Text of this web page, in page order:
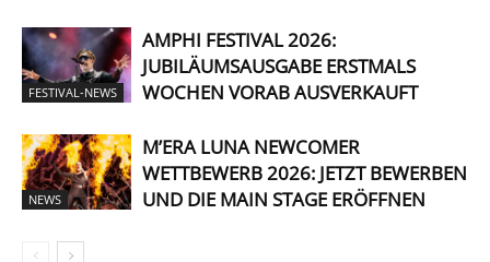
FESTIVAL-NEWS
AMPHI FESTIVAL 2026:
JUBILÄUMSAUSGABE ERSTMALS
WOCHEN VORAB AUSVERKAUFT
NEWS
M’ERA LUNA NEWCOMER
WETTBEWERB 2026: JETZT BEWERBEN
UND DIE MAIN STAGE ERÖFFNEN